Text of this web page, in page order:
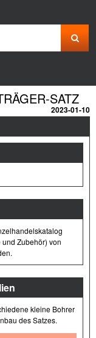
SATZ
2023-01-10
und Zubehör) von
kleine Bohrer
des Satzes.